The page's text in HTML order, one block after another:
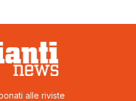
alle riviste